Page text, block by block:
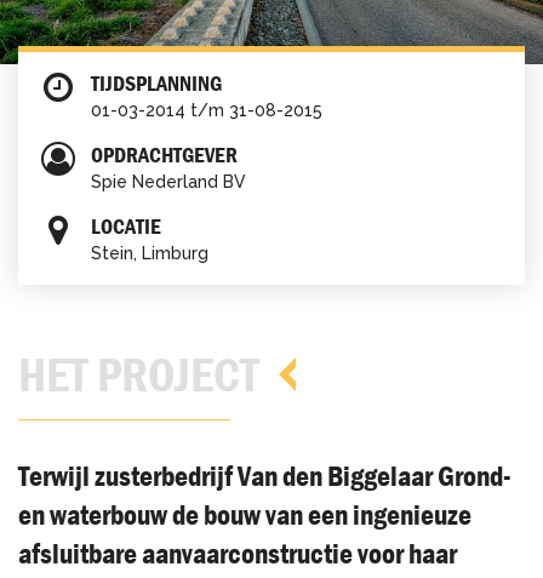
TIJDSPLANNING
01-03-2014 t/m 31-08-2015
OPDRACHTGEVER
Spie Nederland BV
LOCATIE
Stein, Limburg
HET PROJECT
Terwijl zusterbedrijf Van den Biggelaar Grond-
en waterbouw de bouw van een ingenieuze
afsluitbare aanvaarconstructie voor haar